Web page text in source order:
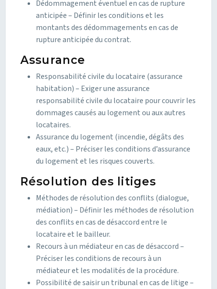
Dédommagement éventuel en cas de rupture
anticipée – Définir les conditions et les
montants des dédommagements en cas de
rupture anticipée du contrat.
Assurance
Responsabilité civile du locataire (assurance
habitation) – Exiger une assurance
responsabilité civile du locataire pour couvrir les
dommages causés au logement ou aux autres
locataires.
Assurance du logement (incendie, dégâts des
eaux, etc.) – Préciser les conditions d’assurance
du logement et les risques couverts.
Résolution des litiges
Méthodes de résolution des conflits (dialogue,
médiation) – Définir les méthodes de résolution
des conflits en cas de désaccord entre le
locataire et le bailleur.
Recours à un médiateur en cas de désaccord –
Préciser les conditions de recours à un
médiateur et les modalités de la procédure.
Possibilité de saisir un tribunal en cas de litige –